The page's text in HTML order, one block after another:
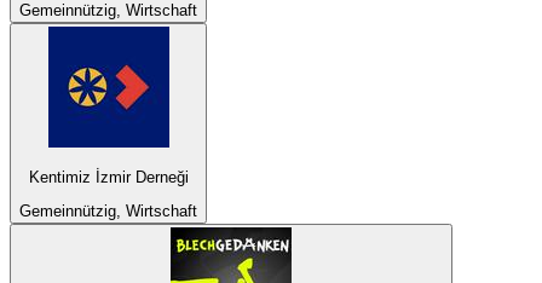
Gemeinnützig, Wirtschaft
Kentimiz İzmir Derneği
Gemeinnützig, Wirtschaft